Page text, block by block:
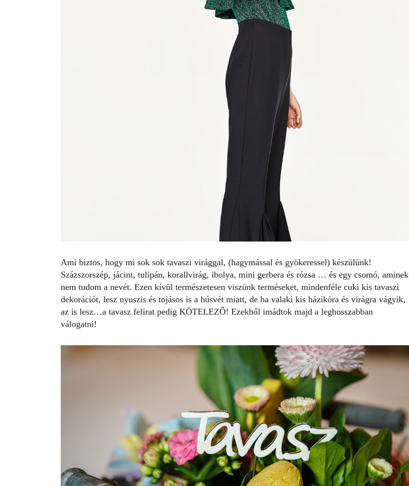
Ami biztos, hogy mi sok sok tavaszi virággal, (hagymással és gyökeressel) készülünk!
Százszorszép, jácint, tulipán, korallvirág, ibolya, mini gerbera és rózsa … és egy csomó, aminek
nem tudom a nevét. Ezen kívül természetesen viszünk terméseket, mindenféle cuki kis tavaszi
dekorációt, lesz nyuszis és tojásos is a húsvét miatt, de ha valaki kis házikóra és virágra vágyik,
az is lesz…a tavasz felirat pedig KÖTELEZŐ! Ezekből imádtok majd a leghosszabban
válogatni!